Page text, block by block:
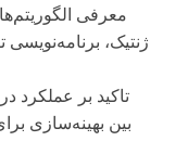
معرفی
ژنتیک،
تاکید بر عملکرد
بین بهینه‌سازی